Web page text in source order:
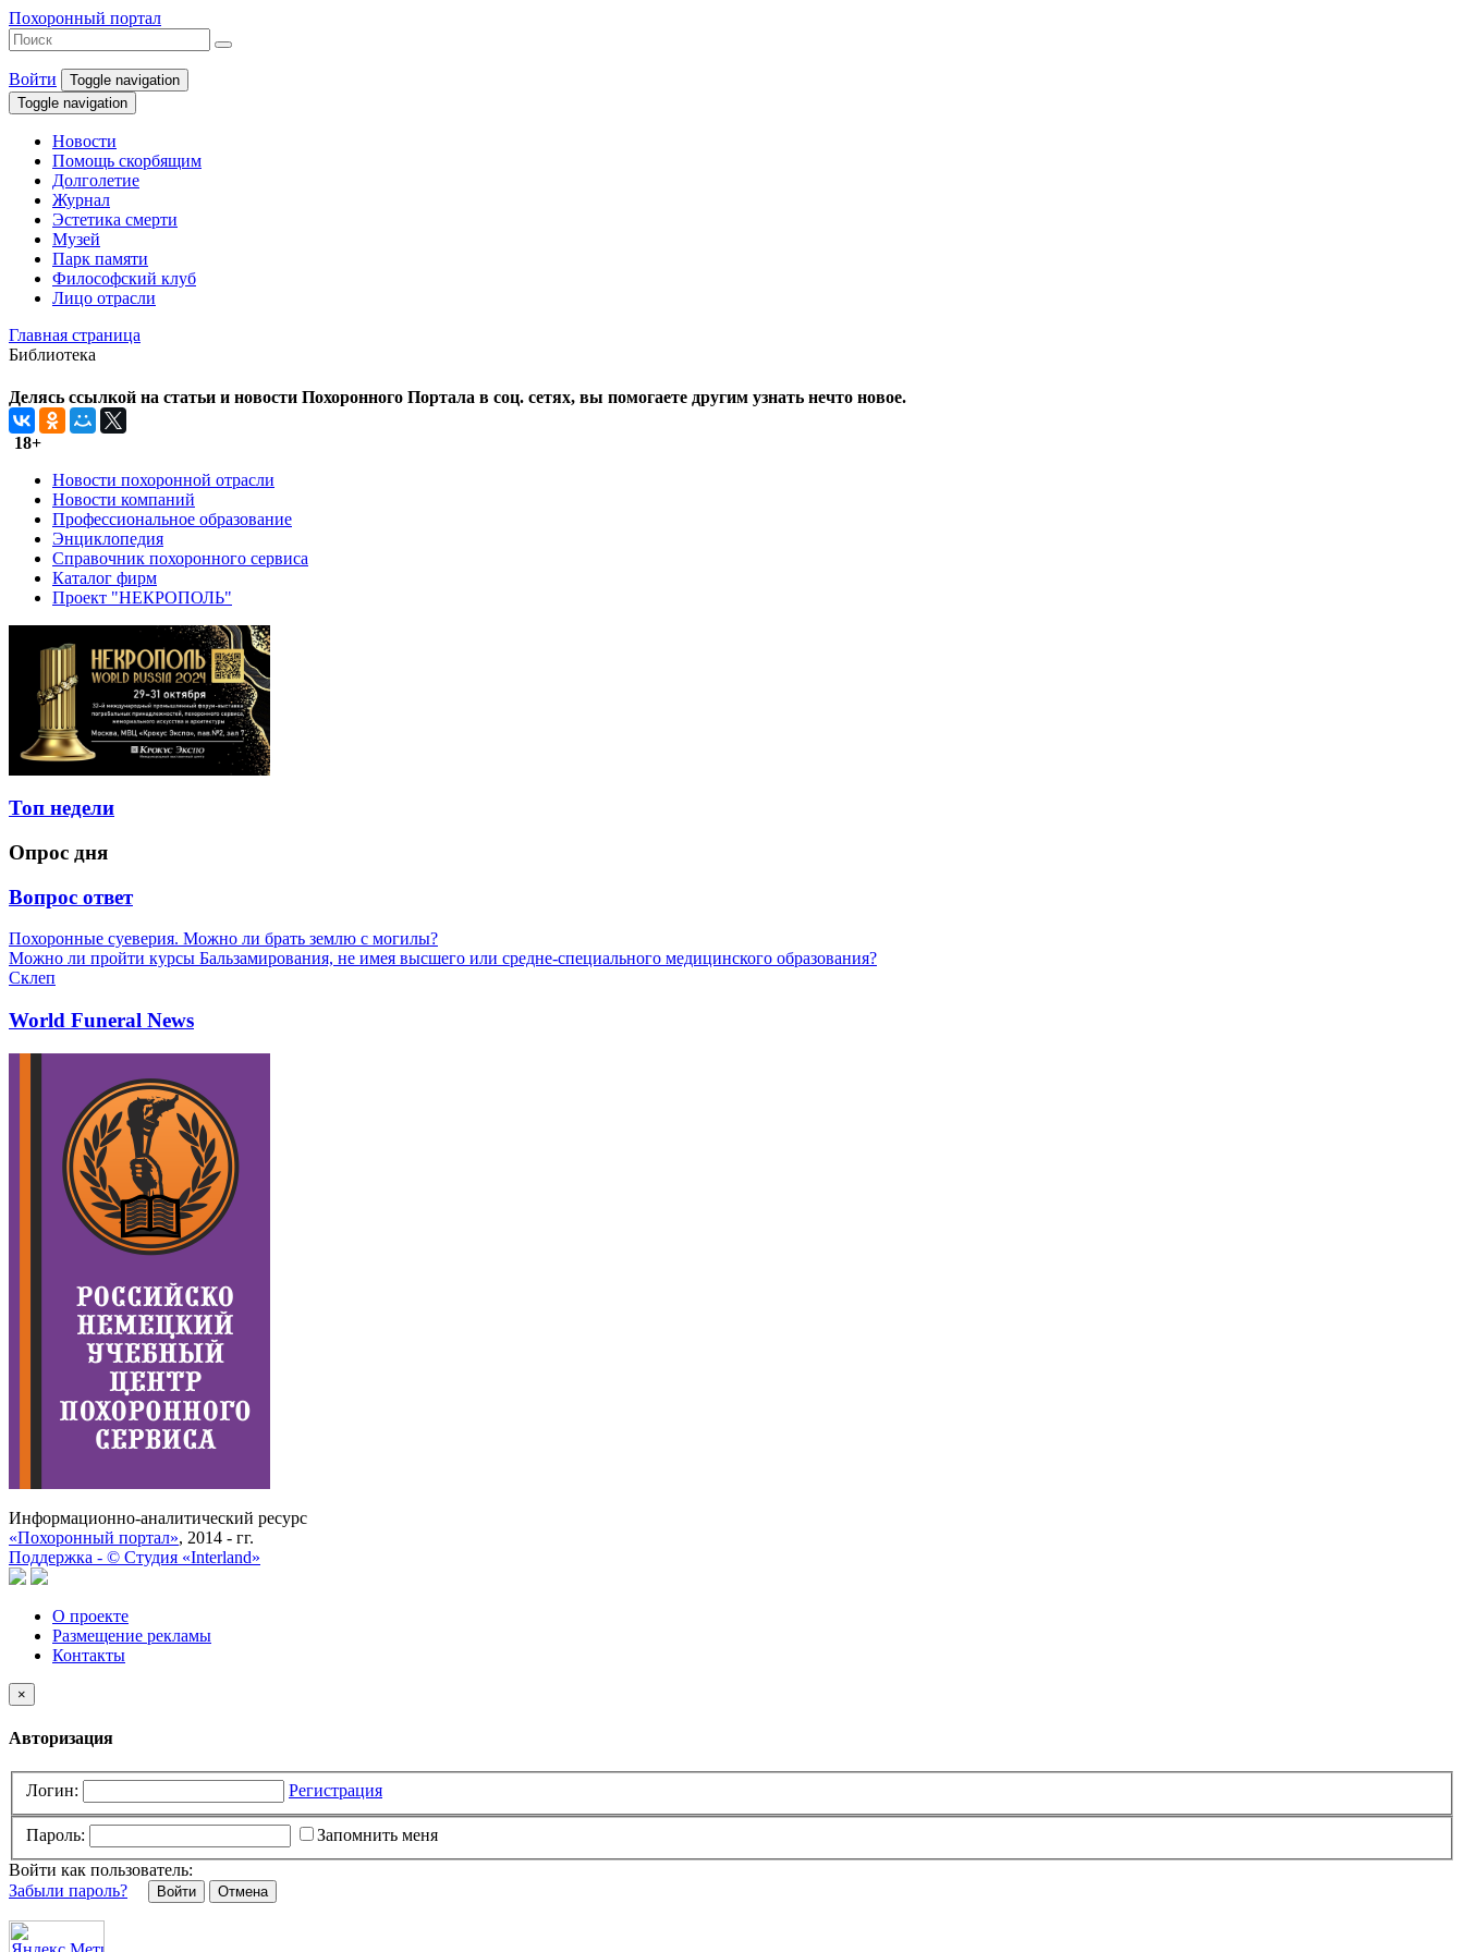
Похоронный портал
Войти
Toggle navigation
Toggle navigation
Новости
Помощь скорбящим
Долголетие
Журнал
Эстетика смерти
Музей
Парк памяти
Философский клуб
Лицо отрасли
Главная страница
Библиотека
Делясь ссылкой на статьи и новости Похоронного Портала в соц. сетях, вы помогаете другим узнать нечто новое.
18+
Новости похоронной отрасли
Новости компаний
Профессиональное образование
Энциклопедия
Справочник похоронного сервиса
Каталог фирм
Проект "НЕКРОПОЛЬ"
Топ недели
Опрос дня
Вопрос ответ
Похоронные суеверия. Можно ли брать землю с могилы?
Можно ли пройти курсы Бальзамирования, не имея высшего или средне-специального медицинского образования?
Склеп
World Funeral News
Информационно-аналитический ресурс
«Похоронный портал», 2014 - гг.
Поддержка - © Cтудия «Interland»
О проекте
Размещение рекламы
Контакты
×
Авторизация
Логин: Регистрация
Пароль:
Запомнить меня
Войти как пользователь:
Забыли пароль?
Отмена